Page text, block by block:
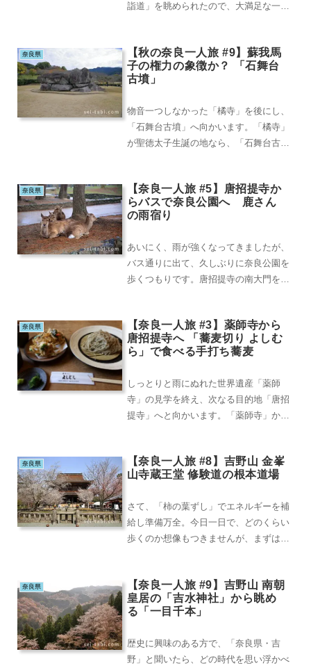
詣道」を眺められたので、大満足な一
奈良県
【秋の奈良一人旅 #9】蘇我馬
子の権力の象徴か？ 「石舞台
古墳」
物音一つしなかった「橘寺」を後にし、
「石舞台古墳」へ向かいます。「橘寺」
が聖徳太子生誕の地なら、「石舞台古
奈良県
【奈良一人旅 #5】唐招提寺か
らバスで奈良公園へ 鹿さん
の雨宿り
あいにく、雨が強くなってきましたが、
バス通りに出て、久しぶりに奈良公園を
歩くつもりです。唐招提寺の南大門を出
奈良県
【奈良一人旅 #3】薬師寺から
唐招提寺へ 「蕎麦切り よしむ
ら」で食べる手打ち蕎麦
しっとりと雨にぬれた世界遺産「薬師
寺」の見学を終え、次なる目的地「唐招
提寺」へと向かいます。「薬師寺」から
奈良県
【奈良一人旅 #8】吉野山 金峯
山寺蔵王堂 修験道の根本道場
さて、「柿の葉ずし」でエネルギーを補
給し準備万全。今日一日で、どのくらい
歩くのか想像もつきませんが、まずは街
奈良県
【奈良一人旅 #9】吉野山 南朝
皇居の「吉水神社」から眺め
る「一目千本」
歴史に興味のある方で、「奈良県・吉
野」と聞いたら、どの時代を思い浮かべ